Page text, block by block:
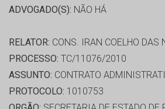
ADVOGADO(S): NÃO HÁ
RELATOR: CONS. IRAN COELHO DAS
PROCESSO: TC/11076/2010
ASSUNTO: CONTRATO
PROTOCOLO: 1010753